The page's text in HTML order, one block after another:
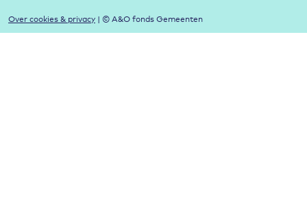
Over cookies & privacy | © A&O fonds Gemeenten